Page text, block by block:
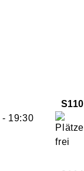
S110
- 19:30